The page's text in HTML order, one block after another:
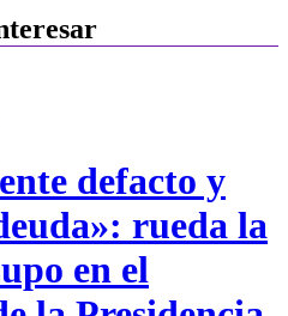
defacto y
rueda la
en el